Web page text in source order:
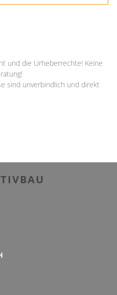
und die Urheberrechte! Keine
sind unverbindlich und direkt